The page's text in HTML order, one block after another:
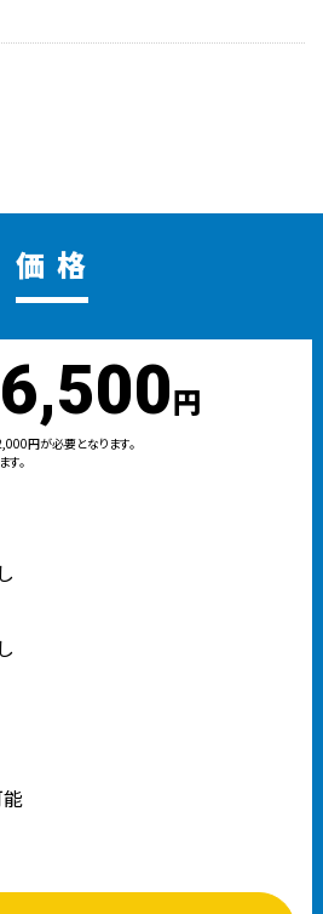
価 格
円
円が必要となります。
。